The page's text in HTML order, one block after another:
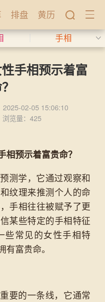
排盘 黄历
手相
手相预示着富
2025-02-05 15:06:10
浏览量：425
相预示着富贵命？
测学，它通过观察和
纹理来推测个人的命
手相往往被赋予了更
某些特定的手相特征
些常见的女性手相特
富贵命。
要的一条线，它通常